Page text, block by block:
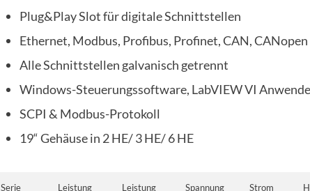
Plug&Play Slot für digitale Schnittstellen
Ethernet, Modbus, Profibus, Profinet, CAN, CANopen
Alle Schnittstellen galvanisch getrennt
Windows-Steuerungssoftware, LabVIEW VI
SCPI & Modbus-Protokoll
19“ Gehäuse in 2 HE/ 3 HE/ 6 HE
Serie
Leistung
Leistung
Spannung Strom